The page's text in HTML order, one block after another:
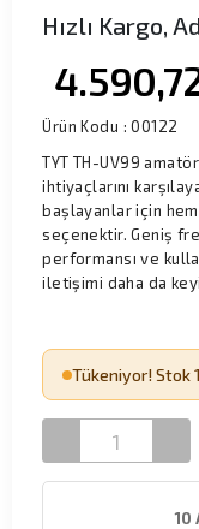
Hızlı Kargo,
Ürün Kodu : 00122
TYT TH-UV99
ihtiyaçlarını
başlayanlar için
seçenektir. Geniş
performansı ve
iletişimi daha da
Tükeniyor! Stok
10